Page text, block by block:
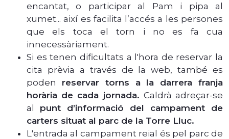
encantat, o participar al Pam i pipa al
xumet... així es facilita l’accés a les persones
que els toca el torn i no es fa cua
innecessàriament.
Si es tenen dificultats a l'hora de reservar la
cita prèvia a través de la web, també es
poden reservar torns a la darrera franja
horària de cada jornada. Caldrà adreçar-se
al punt d’informació del campament de
carters situat al parc de la Torre Lluc.
L'entrada al campament reial és pel parc de